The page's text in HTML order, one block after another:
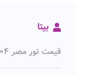
بیتا
قیمت تور مصر ۱۴۰۴ چقدر است